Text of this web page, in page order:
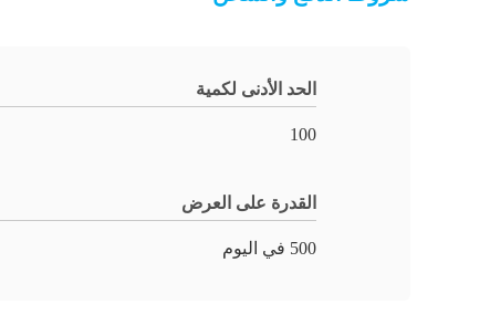
الحد الأدنى لكمية
100
القدرة على العرض
500 في اليوم